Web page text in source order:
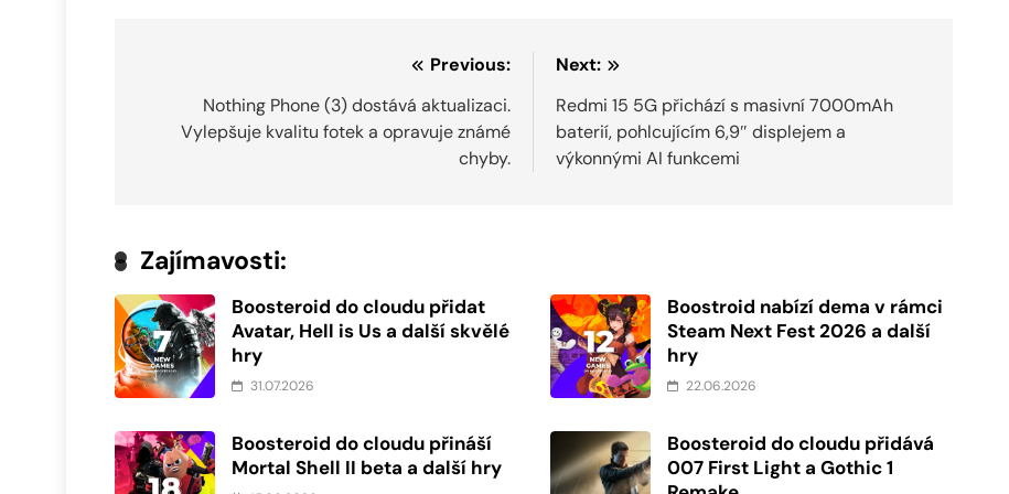
příspěvek
Previous:
Nothing Phone (3) dostává aktualizaci.
Vylepšuje kvalitu fotek a opravuje známé
chyby.
Next:
Redmi 15 5G přichází s masivní 7000mAh
baterií, pohlcujícím 6,9″ displejem a
výkonnými AI funkcemi
Zajímavosti:
Boosteroid do cloudu přidat
Avatar, Hell is Us a další skvělé
hry
31.07.2026
Boostroid nabízí dema v rámci
Steam Next Fest 2026 a další
hry
22.06.2026
Boosteroid do cloudu přináší
Mortal Shell II beta a další hry
Boosteroid do cloudu přidává
007 First Light a Gothic 1